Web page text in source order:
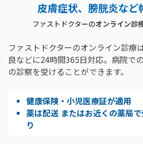
皮膚症状、膀胱炎など
ファストドクターのオンライン診
ファストドクターのオンライン診療
良などに24時間365日対応。 病院で
の診察を受けることができます。
健康保険・小児医療証が適用
薬は配送 またはお近くの薬局
り